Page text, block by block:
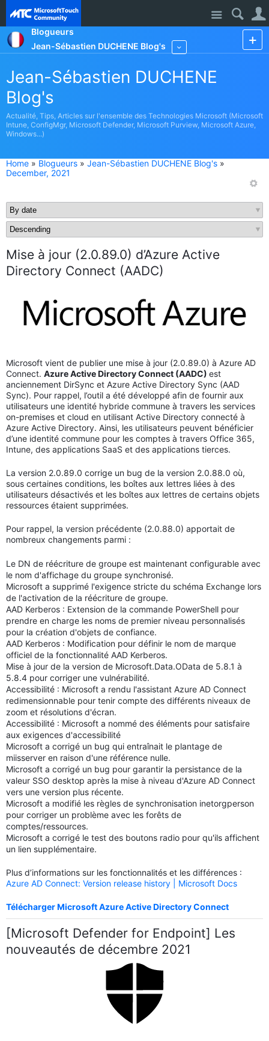
Site
Blogueurs
Jean-Sébastien DUCHENE Blog's
Jean-Sébastien DUCHENE
Blog's
Actualité, Tips, Articles sur l'ensemble des Technologies Microsoft (Microsoft
Intune, ConfigMgr, Microsoft Defender, Microsoft Purview, Microsoft Azure,
Windows...)
Home » Blogueurs » Jean-Sébastien DUCHENE Blog's »
December, 2021
Mise à jour (2.0.89.0) d’Azure Active
Directory Connect (AADC)
Microsoft vient de publier une mise à jour (2.0.89.0) à Azure AD
Connect. Azure Active Directory Connect (AADC) est
anciennement DirSync et Azure Active Directory Sync (AAD
Sync). Pour rappel, l’outil a été développé afin de fournir aux
utilisateurs une identité hybride commune à travers les services
on-premises et cloud en utilisant Active Directory connecté à
Azure Active Directory. Ainsi, les utilisateurs peuvent bénéficier
d’une identité commune pour les comptes à travers Office 365,
Intune, des applications SaaS et des applications tierces.
La version 2.0.89.0 corrige un bug de la version 2.0.88.0 où,
sous certaines conditions, les boîtes aux lettres liées à des
utilisateurs désactivés et les boîtes aux lettres de certains objets
ressources étaient supprimées.
Pour rappel, la version précédente (2.0.88.0) apportait de
nombreux changements parmi :
Le DN de réécriture de groupe est maintenant configurable avec
le nom d'affichage du groupe synchronisé.
Microsoft a supprimé l'exigence stricte du schéma Exchange lors
de l'activation de la réécriture de groupe.
AAD Kerberos : Extension de la commande PowerShell pour
prendre en charge les noms de premier niveau personnalisés
pour la création d'objets de confiance.
AAD Kerberos : Modification pour définir le nom de marque
officiel de la fonctionnalité AAD Kerberos.
Mise à jour de la version de Microsoft.Data.OData de 5.8.1 à
5.8.4 pour corriger une vulnérabilité.
Accessibilité : Microsoft a rendu l'assistant Azure AD Connect
redimensionnable pour tenir compte des différents niveaux de
zoom et résolutions d'écran.
Accessibilité : Microsoft a nommé des éléments pour satisfaire
aux exigences d'accessibilité
Microsoft a corrigé un bug qui entraînait le plantage de
miisserver en raison d'une référence nulle.
Microsoft a corrigé un bug pour garantir la persistance de la
valeur SSO desktop après la mise à niveau d'Azure AD Connect
vers une version plus récente.
Microsoft a modifié les règles de synchronisation inetorgperson
pour corriger un problème avec les forêts de
comptes/ressources.
Microsoft a corrigé le test des boutons radio pour qu'ils affichent
un lien supplémentaire.
Plus d’informations sur les fonctionnalités et les différences :
Azure AD Connect: Version release history | Microsoft Docs
Télécharger Microsoft Azure Active Directory Connect
[Microsoft Defender for Endpoint] Les
nouveautés de décembre 2021